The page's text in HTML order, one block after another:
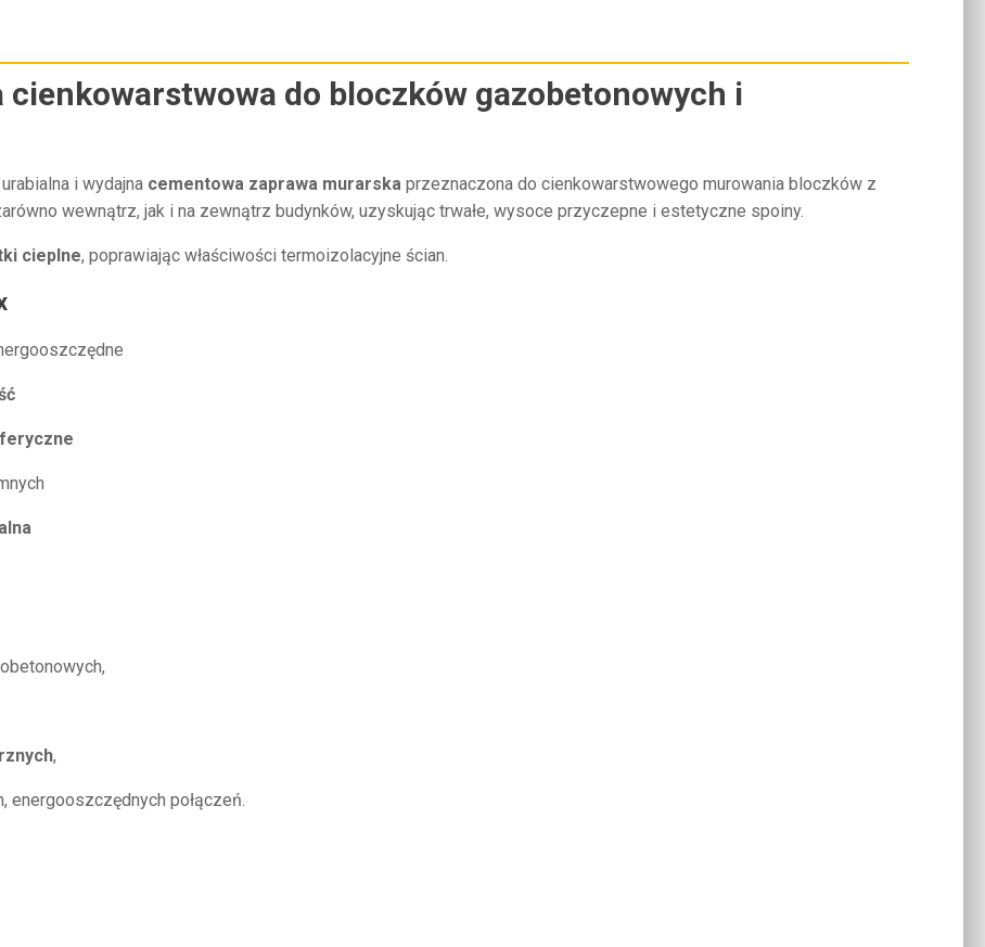
cienkowarstwowa do bloczków gazobetonowych i
i wydajna cementowa zaprawa murarska przeznaczona do cienkowarstwowego murowania bloczków z
wewnątrz, jak i na zewnątrz budynków, uzyskując trwałe, wysoce przyczepne i estetyczne spoiny.
cieplne, poprawiając właściwości termoizolacyjne ścian.
,
energooszczędnych połączeń.